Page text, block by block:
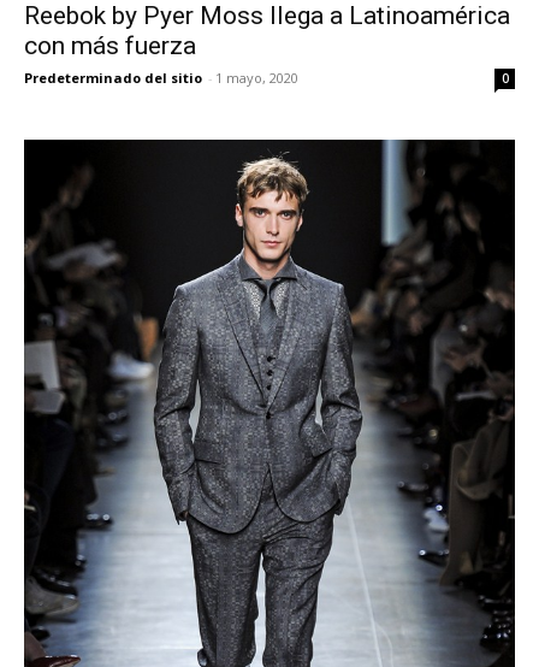
Reebok by Pyer Moss llega a Latinoamérica
con más fuerza
Predeterminado del sitio - 1 mayo, 2020 0